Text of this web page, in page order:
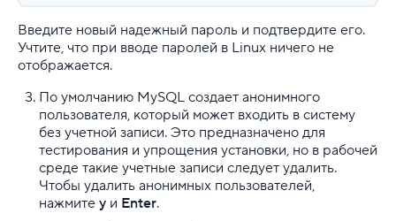
Введите новый надежный пароль и подтвердите его.
Учтите, что при вводе паролей в Linux ничего не
отображается.
По умолчанию MySQL создает анонимного
пользователя, который может входить в систему
без учетной записи. Это предназначено для
тестирования и упрощения установки, но в рабочей
среде такие учетные записи следует удалить.
Чтобы удалить анонимных пользователей,
нажмите y и Enter.